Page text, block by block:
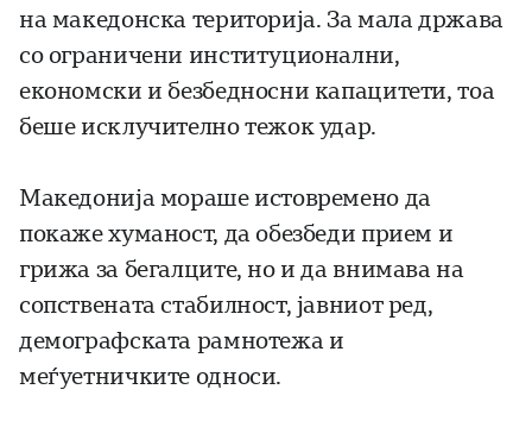
на македонска територија. За мала држава
со ограничени институционални,
економски и безбедносни капацитети, тоа
беше исклучително тежок удар.
Македонија мораше истовремено да
покаже хуманост, да обезбеди прием и
грижа за бегалците, но и да внимава на
сопствената стабилност, јавниот ред,
демографската рамнотежа и
меѓуетничките односи.